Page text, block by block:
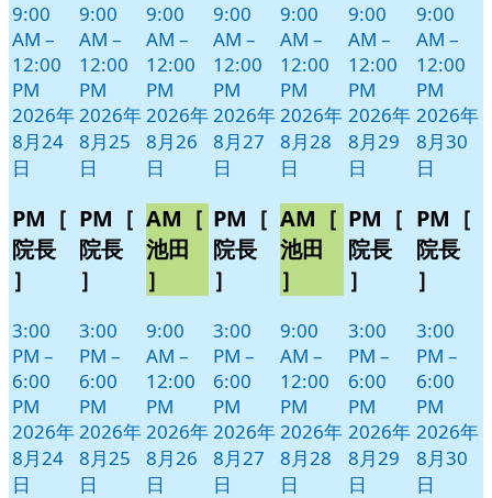
9:00
AM –
12:00
PM
2026年
8月24
日
PM［
院長
］
3:00
PM –
6:00
PM
2026年
8月24
日
9:00
AM –
12:00
PM
2026年
8月25
日
PM［
院長
］
3:00
PM –
6:00
PM
2026年
8月25
日
9:00
AM –
12:00
PM
2026年
8月26
日
AM［
池田
］
9:00
AM –
12:00
PM
2026年
8月26
日
9:00
AM –
12:00
PM
2026年
8月27
日
PM［
院長
］
3:00
PM –
6:00
PM
2026年
8月27
日
9:00
AM –
12:00
PM
2026年
8月28
日
AM［
池田
］
9:00
AM –
12:00
PM
2026年
8月28
日
9:00
AM –
12:00
PM
2026年
8月29
日
PM［
院長
］
3:00
PM –
6:00
PM
2026年
8月29
日
9:00
AM –
12:00
PM
2026年
8月30
日
PM［
院長
］
3:00
PM –
6:00
PM
2026年
8月30
日